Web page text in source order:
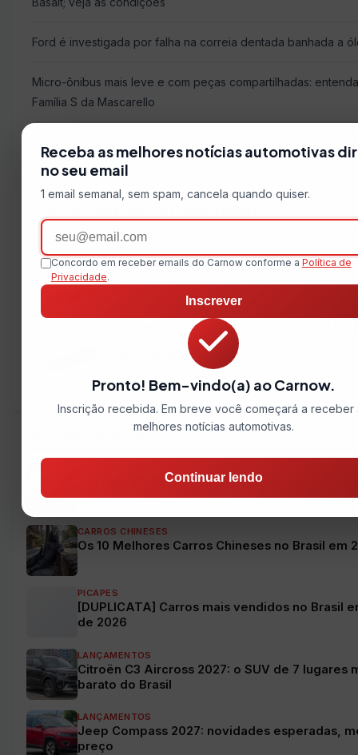
Ford é investigada por falha na correia dentada banhada a
Micro-ônibus mais leve e com peças compartilhadas:
Família S da Mascarello
Porsche 911 3.0 24V H6 GASOLINA CARRERA
R$ 800.000
Ferrari 12CILINDRI SPIDER 6.5 V12 GASOLINA
2025 • 0 km • 830 cv
R$ 7.600.000
Ver todos os veículos →
MAIS LIDOS DA SEMANA
VW Polo 2027: o que muda no hatch mais
Brasil
CARROS CHINESES
Os 10 Melhores Carros Chineses no Brasil em
PICAPES
[DUPLICATA] Carros mais vendidos no Brasil
de 2026
LANÇAMENTOS
Citroën C3 Aircross 2027: o SUV de 7 lugares
barato do Brasil
LANÇAMENTOS
Jeep Compass 2027: novidades esperadas,
preço
Receba as melhores notícias automotivas
no seu email
1 email semanal, sem spam, cancela quando quiser.
Email
Concordo em receber emails do Carnow conforme a Política de
Privacidade.
Inscrever
Pronto! Bem-vindo(a) ao Carnow.
Inscrição recebida. Em breve você começará a receber
melhores notícias automotivas.
Continuar lendo